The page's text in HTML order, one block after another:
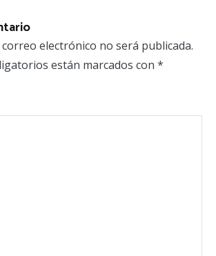
electrónico no será publicada.
están marcados con *